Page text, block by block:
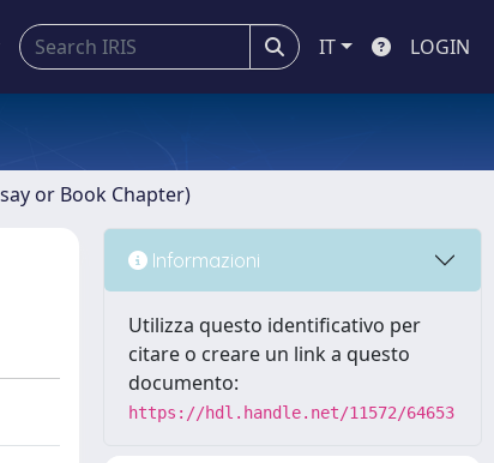
IT LOGIN
or Book Chapter)
Informazioni
Utilizza questo identificativo per
citare o creare un link a questo
documento:
https://hdl.handle.net/11572/64653